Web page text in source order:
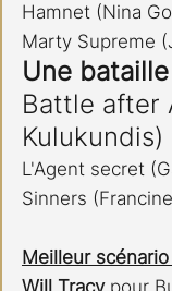
Hamnet (Nina
Marty Supreme
Une
Battle after
Kulukundis)
L'Agent secret
Sinners
Meilleur